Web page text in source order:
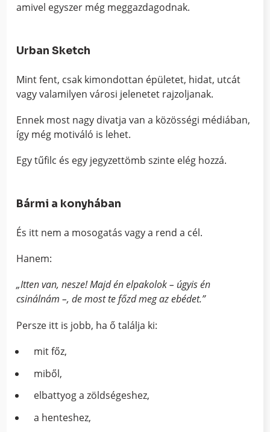
amivel egyszer még meggazdagodnak.
Urban Sketch
Mint fent, csak kimondottan épületet, hidat, utcát
vagy valamilyen városi jelenetet rajzoljanak.
Ennek most nagy divatja van a közösségi médiában,
így még motiváló is lehet.
Egy tűfilc és egy jegyzettömb szinte elég hozzá.
Bármi a konyhában
És itt nem a mosogatás vagy a rend a cél.
Hanem:
„Itten van, nesze! Majd én elpakolok – úgyis én
csinálnám –, de most te főzd meg az ebédet.”
Persze itt is jobb, ha ő találja ki:
mit főz,
miből,
elbattyog a zöldségeshez,
a henteshez,